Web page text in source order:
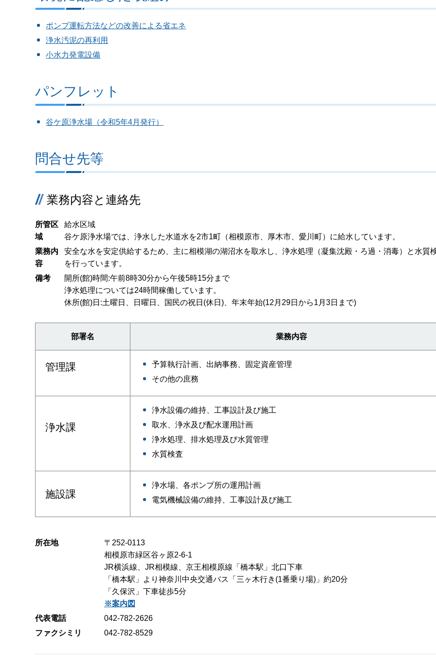
ポンプ運転方法などの改善による省エネ
浄水汚泥の再利用
小水力発電設備
パンフレット
谷ケ原浄水場（令和5年4月発行）
問合せ先等
業務内容と連絡先
所管区
域
給水区域
谷ケ原浄水場では、浄水した水道水を2市1町（相模原市、厚木市、愛川町）に給水しています。
業務内
容
安全な水を安定供給するため、主に相模湖の湖沼水を取水し、浄水処理（凝集沈殿・ろ過・消毒）と水質
を行っています。
備考
開所(館)時間:午前8時30分から午後5時15分まで
浄水処理については24時間稼働しています。
休所(館)日:土曜日、日曜日、国民の祝日(休日)、年末年始(12月29日から1月3日まで)
部署名 業務内容
管理課
予算執行計画、出納事務、固定資産管理
その他の庶務
浄水課
浄水設備の維持、工事設計及び施工
取水、浄水及び配水運用計画
浄水処理、排水処理及び水質管理
水質検査
施設課
浄水場、各ポンプ所の運用計画
電気機械設備の維持、工事設計及び施工
所在地
〒252-0113
相模原市緑区谷ヶ原2-6-1
JR横浜線、JR相模線、京王相模原線「橋本駅」北口下車
「橋本駅」より神奈川中央交通バス「三ヶ木行き(1番乗り場)」約20分
「久保沢」下車徒歩5分
※案内図
代表電話
042-782-2626
ファクシミリ
042-782-8529